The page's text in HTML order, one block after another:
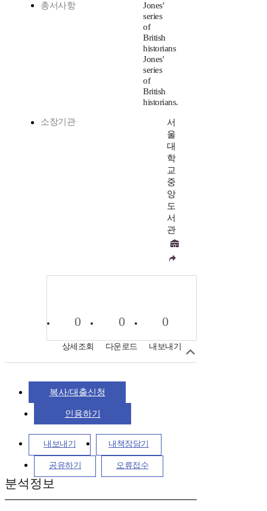
총서사항
Jones'
series
of
British
historians
Jones'
series
of
British
historians.
소장기관
서
울
대
학
교
중
앙
도
서
관
0
상세조회
0
다운로드
0
내보내기
복사/대출신청
인용하기
내보내기 내책장담기
공유하기 오류접수
분석정보